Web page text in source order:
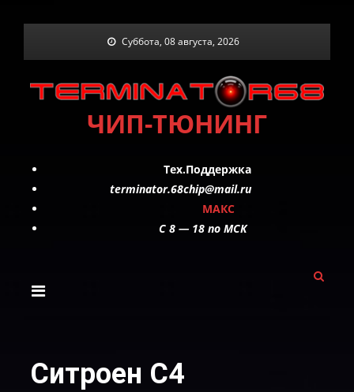
Суббота, 08 августа, 2026
ЧИП-ТЮНИНГ
Тех.Поддержка
terminator.68chip@mail.ru
МАКС
C 8 — 18 по МСК
Ситроен С4